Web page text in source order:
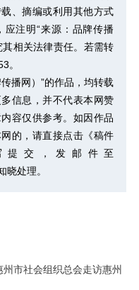
、摘编或利用其他方式
注明“来源：品牌传播
相关法律责任。若需转
。
播网）”的作品，均转载
信息，并不代表本网赞
容仅供参考。如因作品
的，请直接点击 《稿件
提交，发邮件至
处理。
市社会组织总会走访惠州